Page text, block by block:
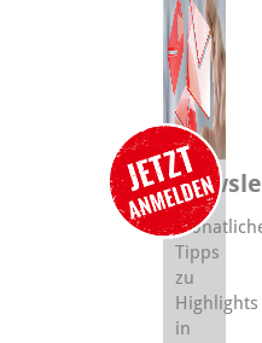
Tipps
zu
Highlights
in